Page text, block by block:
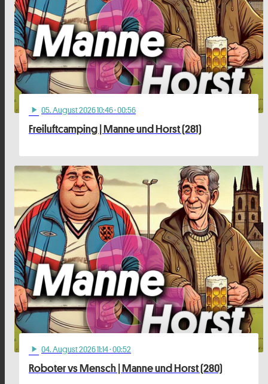
play_arrow 05. August 2026 10:46· 00:56
Freiluftcamping | Manne und Horst (281)
play_arrow 04. August 2026 11:14· 00:52
Roboter vs Mensch | Manne und Horst (280)